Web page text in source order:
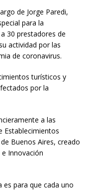
de Jorge Paredi,
para la
30 prestadores de
actividad por las
de coronavirus.
turísticos y
por la
a las
Establecimientos
Buenos Aires, creado
Innovación
es para que cada uno